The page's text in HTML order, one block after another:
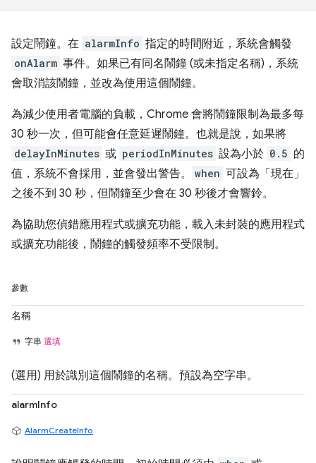
設定鬧鐘。在 alarmInfo 指定的時間附近，系統會觸發
onAlarm 事件。如果已有同名鬧鐘 (或未指定名稱)，系統
會取消該鬧鐘，並改為使用這個鬧鐘。
為減少使用者電腦的負載，Chrome 會將鬧鐘限制為最多每
30 秒一次，但可能會任意延遲鬧鐘。也就是說，如果將
delayInMinutes 或 periodInMinutes 設為小於 0.5 的
值，系統不會採用，並會發出警告。
when 可設為「現在」
之後不到 30 秒，但鬧鐘至少會在 30 秒後才會響鈴。
為協助您偵錯應用程式或擴充功能，載入未封裝的應用程式
或擴充功能後，鬧鐘的觸發頻率不受限制。
參數
名稱
字串 選填
(選用) 用於識別這個鬧鐘的名稱。預設為空字串。
alarmInfo
AlarmCreateInfo